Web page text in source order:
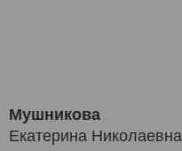
Мушникова
Екатерина Николаевна